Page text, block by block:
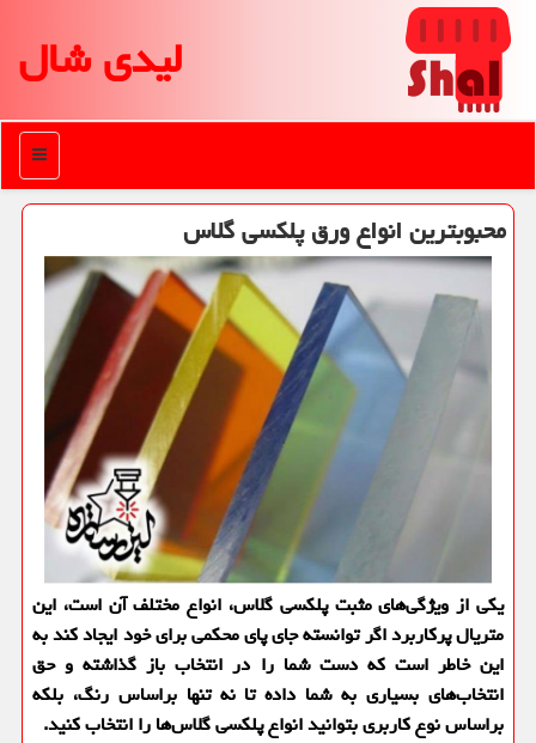
لیدی شال
منو
محبوبترین انواع ورق پلكسی گلاس
یكی از ویژگی‌های مثبت پلكسی گلاس، انواع مختلف آن است، این
متریال پركاربرد اگر توانسته جای پای محكمی برای خود ایجاد كند به
این خاطر است كه دست شما را در انتخاب باز گذاشته و حق
انتخاب‌های بسیاری به شما داده تا نه تنها براساس رنگ، بلكه
براساس نوع كاربری بتوانید انواع پلكسی گلاس‌ها را انتخاب كنید.